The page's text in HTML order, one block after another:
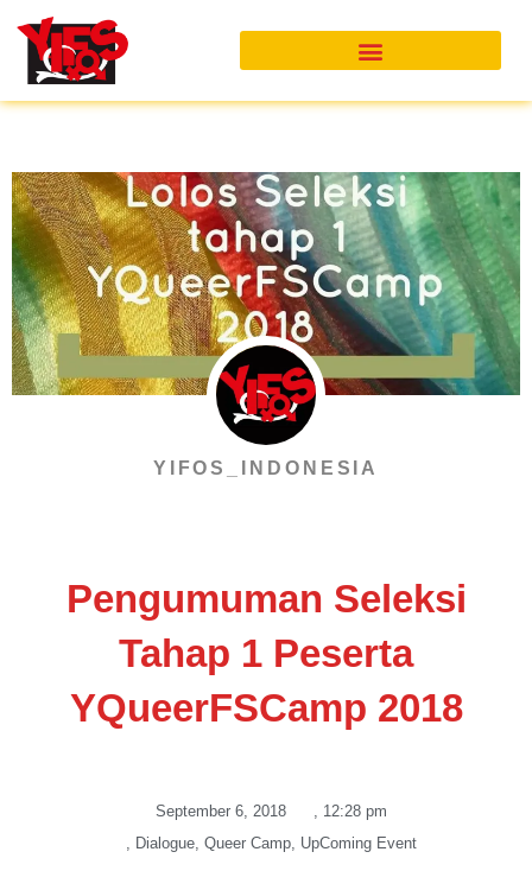
content
YIFOS_INDONESIA
Pengumuman Seleksi
Tahap 1 Peserta
YQueerFSCamp 2018
September 6, 2018
12:28 pm
Dialogue, Queer Camp, UpComing Event